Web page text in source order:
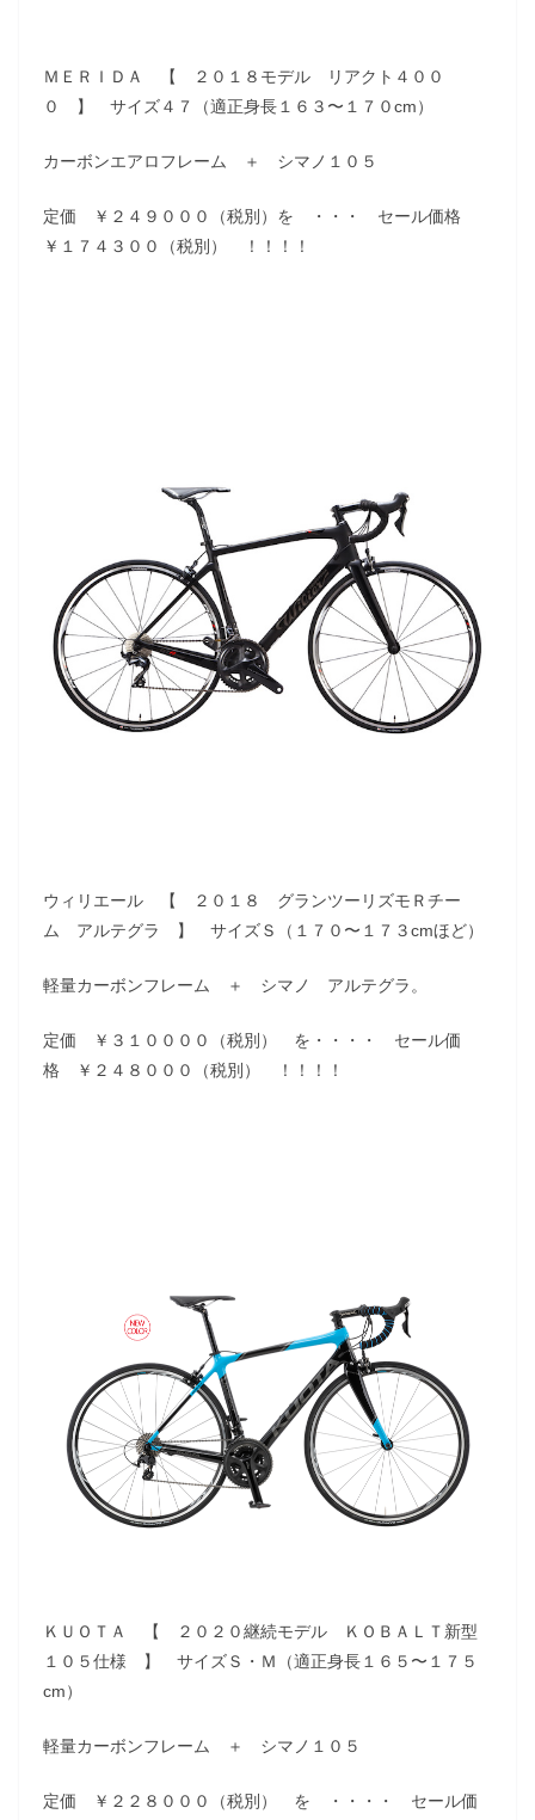
ＭＥＲＩＤＡ 【 ２０１８モデル リアクト４００
０ 】 サイズ４７（適正身長１６３〜１７０cm）
カーボンエアロフレーム ＋ シマノ１０５
定価 ￥２４９０００（税別）を ・・・ セール価格
￥１７４３００（税別） ！！！！
ウィリエール 【 ２０１８ グランツーリズモＲチー
ム アルテグラ 】 サイズＳ（１７０〜１７３cmほど）
軽量カーボンフレーム ＋ シマノ アルテグラ。
定価 ￥３１００００（税別） を・・・・ セール価
格 ￥２４８０００（税別） ！！！！
ＫＵＯＴＡ 【 ２０２０継続モデル ＫＯＢＡＬＴ新型
１０５仕様 】 サイズＳ・Ｍ（適正身長１６５〜１７５
cm）
軽量カーボンフレーム ＋ シマノ１０５
定価 ￥２２８０００（税別） を ・・・・ セール価